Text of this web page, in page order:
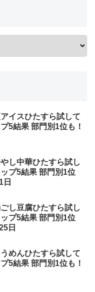
アイスひたすら試して
5結果 部門別1位も！
やし中華ひたすら試し
プ5結果 部門別1位
日
ごし豆腐ひたすら試し
プ5結果 部門別1位
日
うめんひたすら試して
5結果 部門別1位も！